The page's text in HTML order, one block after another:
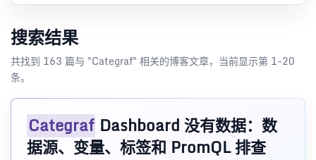
搜索结果
共找到 163 篇与 "Categraf" 相关的博客文章，当前显示第 1-20
条。
Categraf Dashboard 没有数据：数
据源、变量、标签和 PromQL 排查